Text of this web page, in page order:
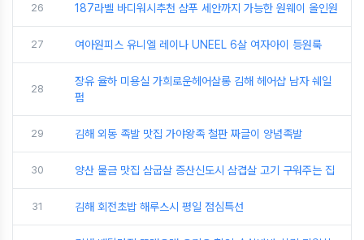
26 187라벨 바디워시추천 샴푸 세안까지 가능한 원웨이 올인원
27 여아원피스 유니엘 레이나 UNEEL 6살 여자아이 등원룩
28
장유 율하 미용실 가희로운헤어살롱 김해 헤어샵 남자 쉐일
펌
29 김해 외동 족발 맛집 가야왕족 철판 짜글이 양념족발
30 양산 물금 맛집 삼굽살 증산신도시 삼겹살 고기 구워주는 집
31 김해 회전초밥 해루스시 평일 점심특선